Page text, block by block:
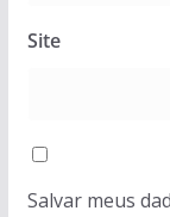
Site
Salvar meus